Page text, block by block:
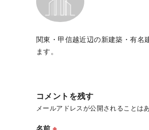
関東・甲信越近辺の新建築・有名
ます。
コメントを残す
メールアドレスが公開されることは
名前※